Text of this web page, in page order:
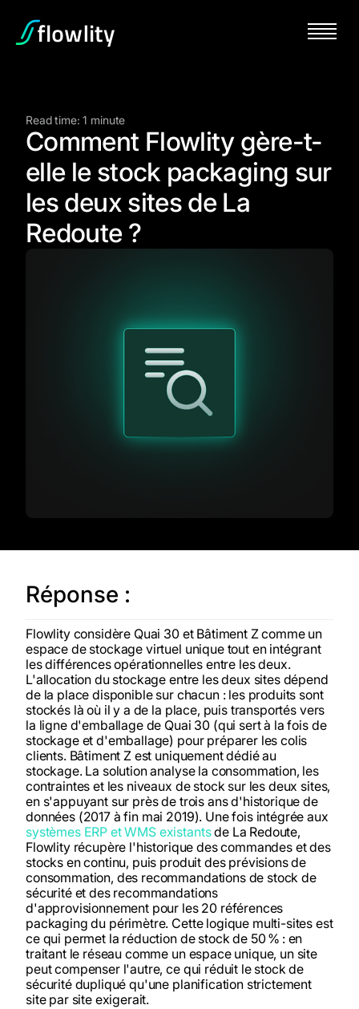
Read time: 1 minute
Comment Flowlity gère-t-
elle le stock packaging sur
les deux sites de La
Redoute ?
Réponse :
Flowlity considère Quai 30 et Bâtiment Z comme un
espace de stockage virtuel unique tout en intégrant
les différences opérationnelles entre les deux.
L'allocation du stockage entre les deux sites dépend
de la place disponible sur chacun : les produits sont
stockés là où il y a de la place, puis transportés vers
la ligne d'emballage de Quai 30 (qui sert à la fois de
stockage et d'emballage) pour préparer les colis
clients. Bâtiment Z est uniquement dédié au
stockage. La solution analyse la consommation, les
contraintes et les niveaux de stock sur les deux sites,
en s'appuyant sur près de trois ans d'historique de
données (2017 à fin mai 2019). Une fois intégrée aux
systèmes ERP et WMS existantsde La Redoute,
Flowlity récupère l'historique des commandes et des
stocks en continu, puis produit des prévisions de
consommation, des recommandations de stock de
sécurité et des recommandations
d'approvisionnement pour les 20 références
packaging du périmètre. Cette logique multi-sites est
ce qui permet la réduction de stock de 50 % : en
traitant le réseau comme un espace unique, un site
peut compenser l'autre, ce qui réduit le stock de
sécurité dupliqué qu'une planification strictement
site par site exigerait.